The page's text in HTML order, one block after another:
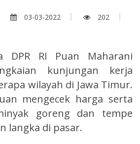
03-03-2022
202
DPR RI Puan Maharani
kunjungan kerja
wilayah di Jawa Timur.
mengecek harga serta
goreng dan tempe
langka di pasar.